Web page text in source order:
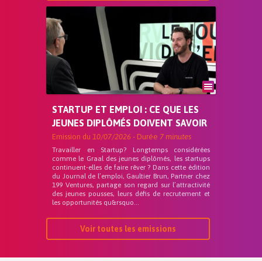
STARTUP ET EMPLOI : CE QUE LES
JEUNES DIPLÔMÉS DOIVENT SAVOIR
Emission du 10/07/2026 - Durée 7 minutes
Travailler en Startup? Longtemps considérées
comme le Graal des jeunes diplômés, les startups
continuent-elles de faire rêver ? Dans cette édition
du Journal de l’emploi, Gaultier Brun, Partner chez
199 Ventures, partage son regard sur l’attractivité
des jeunes pousses, leurs défis de recrutement et
les opportunités qu&rsquo...
Voir toutes les emissions